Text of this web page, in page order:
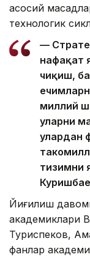
асосий
технологик
—
нафақат
чиқиш,
миллий
уларни
улардан
тизимни
Йиғилиш
академиклари
Туриспеков,
фанлар